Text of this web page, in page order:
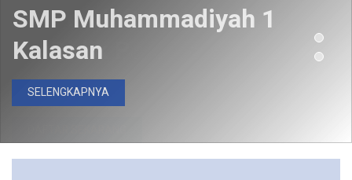
SMP Muhammadiyah 1
Kalasan
Pendaftaran Peserta
Didik Baru Telah Dibuka
DAFTAR SEKARANG